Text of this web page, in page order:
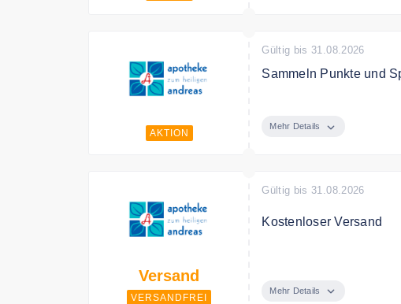
AKTION
Gültig bis 31.08.2026
Sammeln Punkte und
Für jeden € 1
Mehr Details
Versand
VERSANDFREI
Gültig bis 31.08.2026
Kostenloser Versand
Österreich, ab Eur 50
Mehr Details